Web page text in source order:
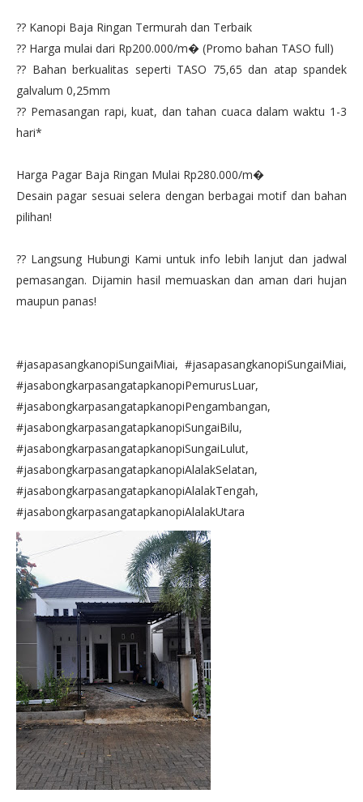
?? Kanopi Baja Ringan Termurah dan Terbaik
?? Harga mulai dari Rp200.000/m� (Promo bahan TASO full)
?? Bahan berkualitas seperti TASO 75,65 dan atap spandek
galvalum 0,25mm
?? Pemasangan rapi, kuat, dan tahan cuaca dalam waktu 1-3
hari*
Harga Pagar Baja Ringan Mulai Rp280.000/m�
Desain pagar sesuai selera dengan berbagai motif dan bahan
pilihan!
?? Langsung Hubungi Kami untuk info lebih lanjut dan jadwal
pemasangan. Dijamin hasil memuaskan dan aman dari hujan
maupun panas!
#jasapasangkanopiSungaiMiai, #jasapasangkanopiSungaiMiai,
#jasabongkarpasangatapkanopiPemurusLuar,
#jasabongkarpasangatapkanopiPengambangan,
#jasabongkarpasangatapkanopiSungaiBilu,
#jasabongkarpasangatapkanopiSungaiLulut,
#jasabongkarpasangatapkanopiAlalakSelatan,
#jasabongkarpasangatapkanopiAlalakTengah,
#jasabongkarpasangatapkanopiAlalakUtara